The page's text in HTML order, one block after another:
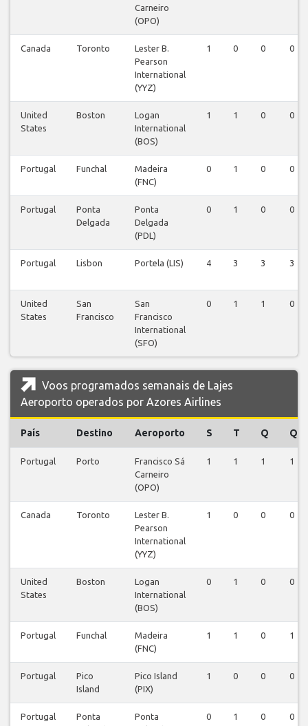
Carneiro
(OPO)
Canada Toronto
Lester B.
Pearson
International
(YYZ)
1 0 0 0
United
States
Boston
Logan
International
(BOS)
1 1 0 0
Portugal Funchal
Madeira
(FNC)
0 1 0 0
Portugal
Ponta
Delgada
Ponta
Delgada
(PDL)
0 1 0 0
Portugal Lisbon Portela (LIS) 4 3 3 3
United
States
San
Francisco
San
Francisco
International
(SFO)
0 1 1 0
Voos programados semanais de Lajes
Aeroporto operados por Azores Airlines
País Destino Aeroporto S T Q Q
Portugal Porto
Francisco Sá
Carneiro
(OPO)
1 1 1 1
Canada Toronto
Lester B.
Pearson
International
(YYZ)
1 0 0 0
United
States
Boston
Logan
International
(BOS)
0 1 0 0
Portugal Funchal
Madeira
(FNC)
1 1 0 1
Portugal
Pico
Island
Pico Island
(PIX)
1 0 0 0
Portugal
Ponta
Ponta
0 1 0 0